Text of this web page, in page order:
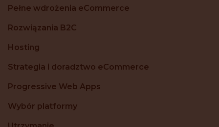
Pełne wdrożenia eCommerce
Rozwiązania B2C
Hosting
Strategia i doradztwo eCommerce
Progressive Web Apps
Wybór platformy